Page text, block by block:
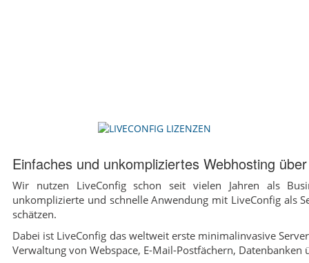
Einfaches und unkompliziertes Webhosting
Wir nutzen LiveConfig schon seit vielen Jahren als
unkomplizierte und schnelle Anwendung mit LiveConfig als
schätzen.
Dabei ist LiveConfig das weltweit erste minimalinvasive
Verwaltung von Webspace, E-Mail-Postfächern,